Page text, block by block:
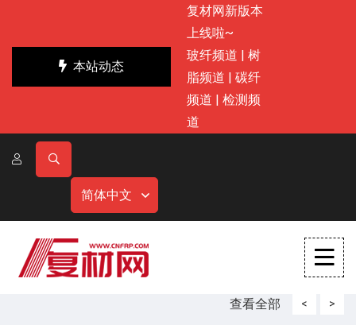
本站动态
复材网新版本
上线啦~
玻纤频道 | 树
脂频道 | 碳纤
频道 | 检测频
道
简体中文
查看全部 < >